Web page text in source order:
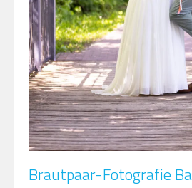
Brautpaar-Fotografie